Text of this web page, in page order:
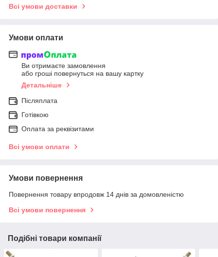
Всі умови доставки
Умови оплати
Ви отримаєте замовлення
або гроші повернуться на вашу картку
Детальніше
Післяплата
Готівкою
Оплата за реквізитами
Всі умови оплати
Умови повернення
Повернення товару впродовж 14 днів за домовленістю
Всі умови повернення
Подібні товари компанії